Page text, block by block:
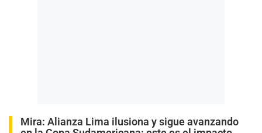
Mira: Alianza Lima ilusiona y sigue avanzando